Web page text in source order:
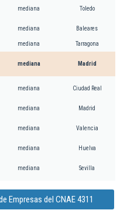
mediana Toledo
mediana Baleares
mediana Tarragona
mediana Madrid
mediana Ciudad Real
mediana Madrid
mediana Valencia
mediana Huelva
mediana Sevilla
Empresas del CNAE 4311